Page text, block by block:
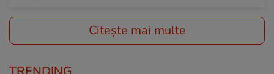
Citește mai multe